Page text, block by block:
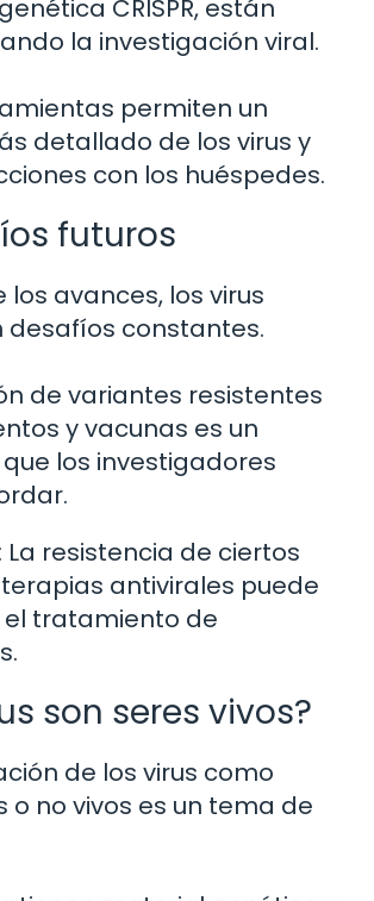
CRISPR, están
la investigación viral.
permiten un
detallado de los virus y
con los huéspedes.
futuros
los avances, los virus
desafíos constantes.
de variantes resistentes
y vacunas es un
los investigadores
: La resistencia de ciertos
antivirales puede
tratamiento de
son seres vivos?
de los virus como
o no vivos es un tema de